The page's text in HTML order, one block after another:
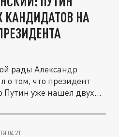
КАНДИДАТОВ НА
рады Александр
о том, что президент
Путин уже нашел двух...
04:21